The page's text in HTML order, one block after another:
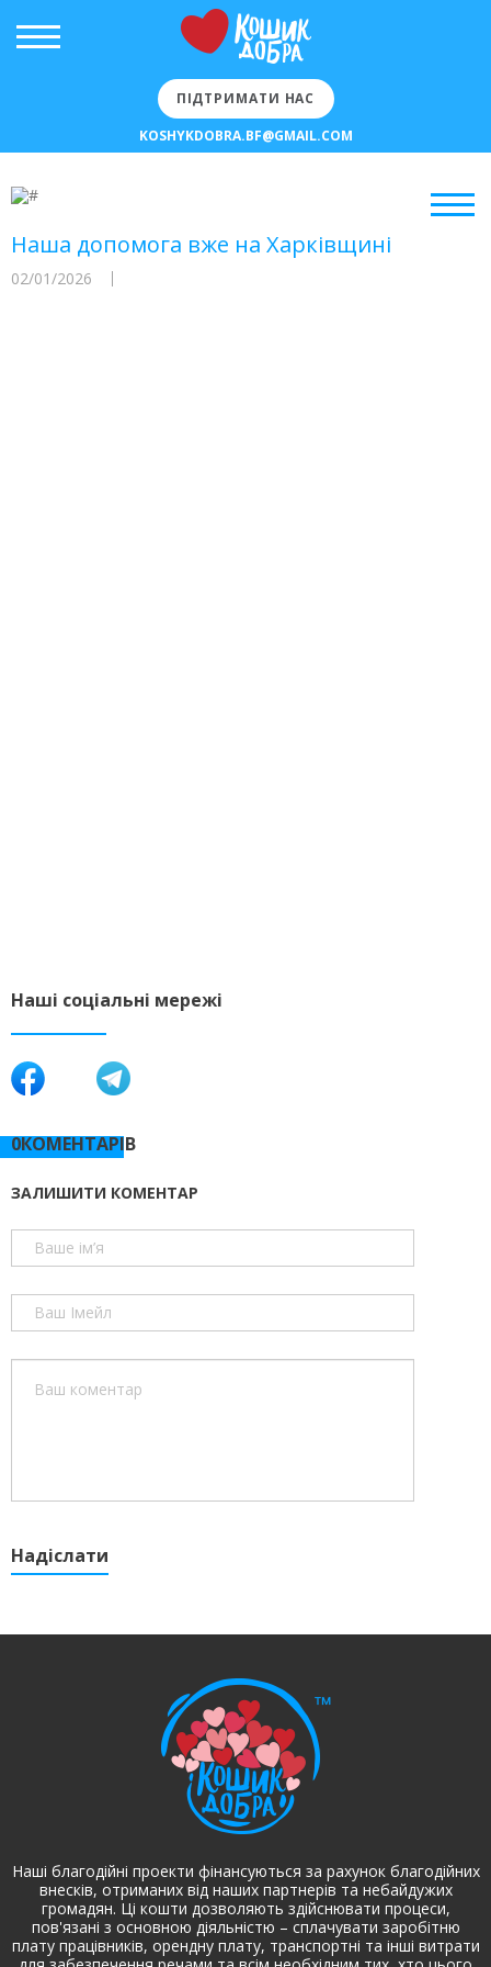
ПІДТРИМАТИ НАС
KOSHYKDOBRA.BF@GMAIL.COM
Наша допомога вже на Харківщині
02/01/2026
Наші соціальні мережі
0КОМЕНТАРІВ
ЗАЛИШИТИ КОМЕНТАР
Надіслати
Наші благодійні проекти фінансуються за рахунок благодійних
внесків, отриманих від наших партнерів та небайдужих
громадян. Ці кошти дозволяють здійснювати процеси,
пов'язані з основною діяльністю – сплачувати заробітню
плату працівників, орендну плату, транспортні та інші витрати